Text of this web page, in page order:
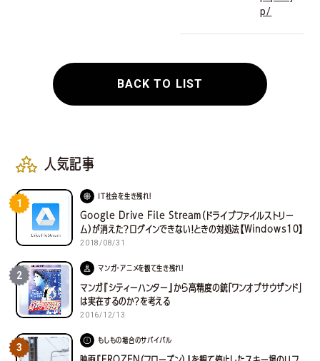
p/
BACK TO LIST
人気記事
1
IT社会を生き残れ！
Google Drive File Stream（ドライブファイルストリー
ム）が消えた？ログインできない！ときの対処法【Windows10】
2018/08/31
2
マンガ・アニメを観て生き残れ！
マンガ『シティーハンター』から高精度の銃「ワンオブサウザンド」
は実在するのか？を考える
2016/12/13
3
もしもの場合のサバイバル